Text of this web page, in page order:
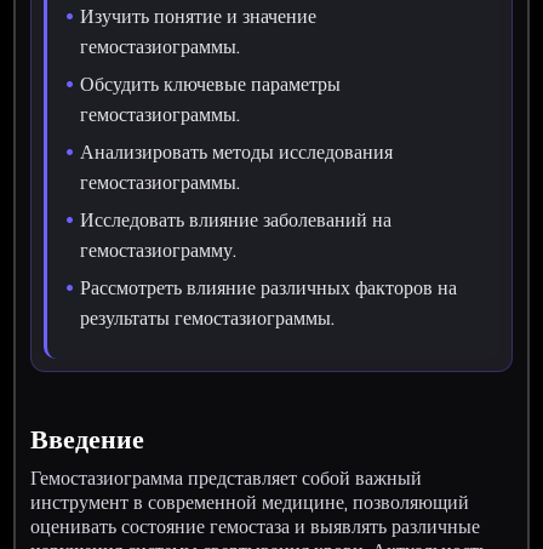
Изучить понятие и значение
гемостазиограммы.
Обсудить ключевые параметры
гемостазиограммы.
Анализировать методы исследования
гемостазиограммы.
Исследовать влияние заболеваний на
гемостазиограмму.
Рассмотреть влияние различных факторов на
результаты гемостазиограммы.
Введение
Гемостазиограмма представляет собой важный
инструмент в современной медицине, позволяющий
оценивать состояние гемостаза и выявлять различные